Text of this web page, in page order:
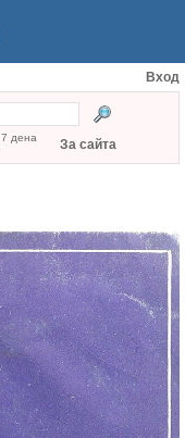
Вход
7 дена За сайта